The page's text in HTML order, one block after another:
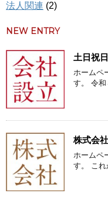
法人関連 (2)
NEW ENTRY
土日祝
ホームペ
す。 令
株式会
ホームペ
す。 こ